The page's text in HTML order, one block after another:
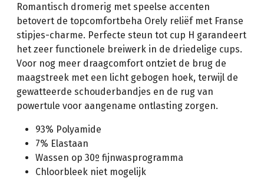
Romantisch dromerig met speelse accenten
betovert de topcomfortbeha Orely reliëf met Franse
stipjes-charme. Perfecte steun tot cup H garandeert
het zeer functionele breiwerk in de driedelige cups.
Voor nog meer draagcomfort ontziet de brug de
maagstreek met een licht gebogen hoek, terwijl de
gewatteerde schouderbandjes en de rug van
powertule voor aangename ontlasting zorgen.
93% Polyamide
7% Elastaan
Wassen op 30º fijnwasprogramma
Chloorbleek niet mogelijk